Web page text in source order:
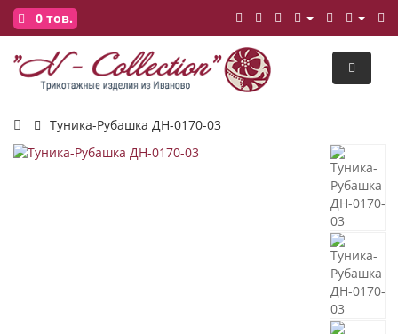
0 тов.
Туника-Рубашка ДН-0170-03